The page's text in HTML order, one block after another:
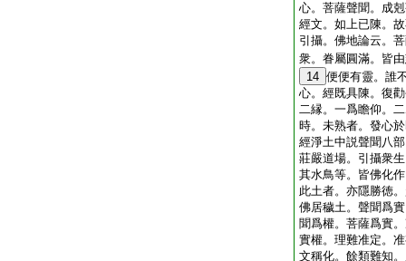
心。菩薩聲聞。成
經文。如上已陳。
引攝。佛地論云。
衆。眷屬圓滿。皆
14 便便有靈。誰
心。經既具陳。復
二縁。一爲瞻仰。
時。未熟者。發心
經淨土中説聲聞八
莊嚴道場。引攝衆
其水鳥等。皆佛化
此土者。亦隱勝徳
佛居穢土。聲聞爲
聞爲權。菩薩爲實
實權。理難准定。
文稱化。餘類難知